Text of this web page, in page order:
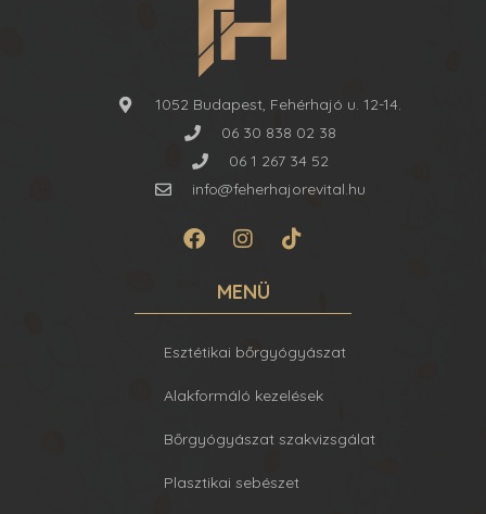
1052 Budapest, Fehérhajó u. 12-14.
06 30 838 02 38
06 1 267 34 52
info@feherhajorevital.hu
MENÜ
Esztétikai bőrgyógyászat
Alakformáló kezelések
Bőrgyógyászat szakvizsgálat
Plasztikai sebészet